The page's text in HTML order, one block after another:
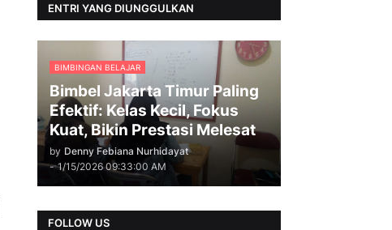
ENTRI YANG DIUNGGULKAN
BIMBINGAN BELAJAR
Bimbel Jakarta Timur Paling
Efektif: Kelas Kecil, Fokus
Kuat, Bikin Prestasi Melesat
by Denny Febiana Nurhidayat
- 1/15/2026 09:33:00 AM
FOLLOW US